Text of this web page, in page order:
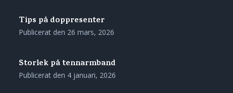
Tips på doppresenter
Publicerat den 26 mars, 2026
Storlek på tennarmband
Publicerat den 4 januari, 2026